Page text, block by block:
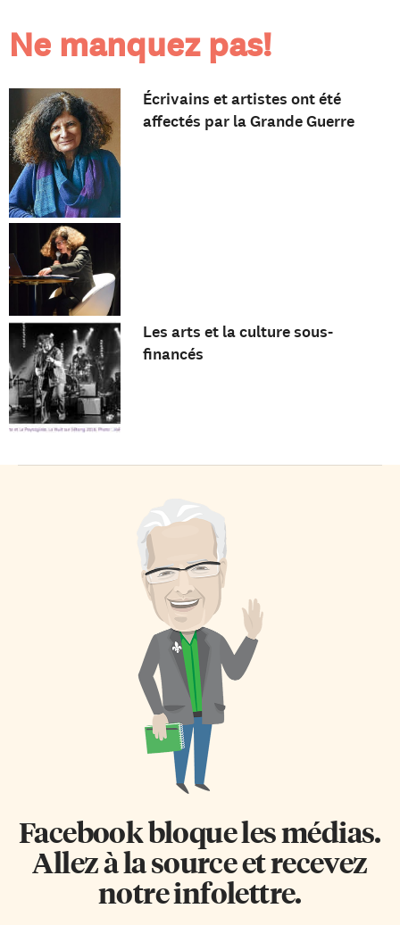
Ne manquez pas!
Écrivains et artistes ont été
affectés par la Grande Guerre
Les arts et la culture sous-
financés
Facebook bloque les médias.
Allez à la source et recevez
notre infolettre.